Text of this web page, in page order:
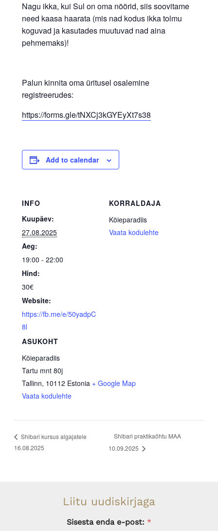
Nagu ikka, kui Sul on oma nöörid, siis soovitame
need kaasa haarata (mis nad kodus ikka tolmu
koguvad ja kasutades muutuvad nad aina
pehmemaks)!
Palun kinnita oma üritusel osalemine
registreerudes:
https://forms.gle/tNXCj3kGYEyXt7s38
Add to calendar
INFO
Kuupäev:
27.08.2025
Aeg:
19:00 - 22:00
Hind:
30€
Website:
https://fb.me/e/50yadpC
8l
ASUKOHT
Köieparadiis
Tartu mnt 80j
Tallinn, 10112 Estonia + Google Map
Vaata kodulehte
KORRALDAJA
Köieparadiis
Vaata kodulehte
Shibari kursus algajatele
16.08.2025
Shibari praktikaõhtu MAA
10.09.2025
Liitu uudiskirjaga
Sisesta enda e-post: *